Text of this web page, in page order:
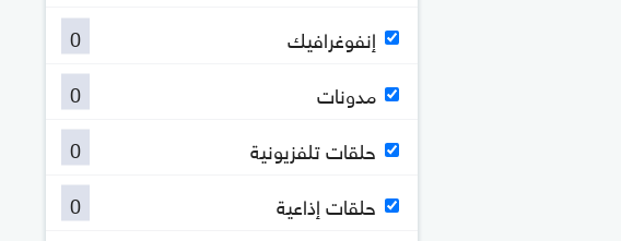
إنفوغرافيك
0
مدونات
0
حلقات تلفزيونية
0
حلقات إذاعية
0